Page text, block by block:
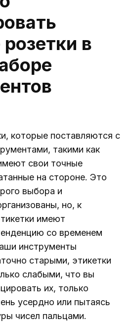
в
которые поставляются с
такими как
свои точные
на стороне. Это
выбора и
но, к
имеют
со временем
инструменты
старыми, этикетки
слабыми, что вы
их, только
усердно или пытаясь
чисел пальцами.